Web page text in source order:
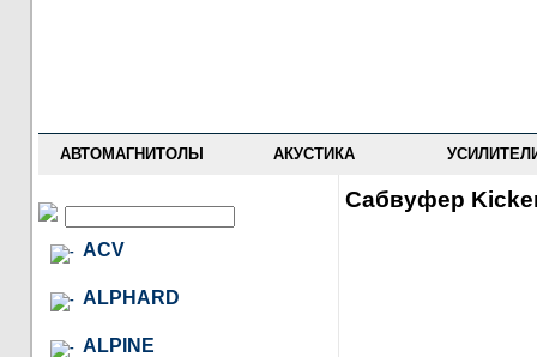
АВТОМАГНИТОЛЫ АКУСТИКА
ACV
ALPHARD
ALPINE
Сабвуфер